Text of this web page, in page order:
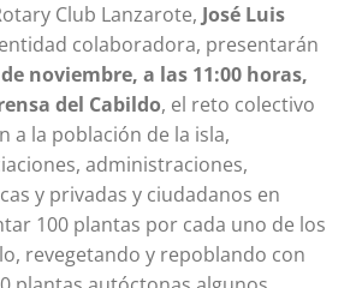
Club Lanzarote, José Luis
colaboradora, presentarán
noviembre, a las 11:00 horas,
del Cabildo, el reto colectivo
a la población de la isla,
administraciones,
y privadas y ciudadanos en
100 plantas por cada uno de los
revegetando y repoblando con